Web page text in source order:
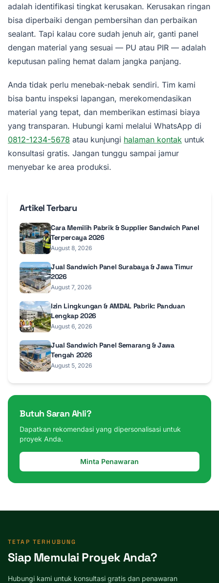
adalah identifikasi tingkat kerusakan. Kerusakan ringan
bisa diperbaiki dengan pembersihan dan perbaikan
sealant. Tapi kalau core sudah jenuh air, ganti panel
dengan material yang sesuai — PU atau PIR — adalah
keputusan paling hemat dalam jangka panjang.
Anda tidak perlu menebak-nebak sendiri. Tim kami
bisa bantu inspeksi lapangan, merekomendasikan
material yang tepat, dan memberikan estimasi biaya
yang transparan. Hubungi kami melalui WhatsApp di
0812-1234-5678 atau kunjungi halaman kontak untuk
konsultasi gratis. Jangan tunggu sampai jamur
menyebar ke area produksi.
Artikel Terbaru
Cara Memilih Pabrik & Supplier Sandwich Panel
Terpercaya 2026
August 8, 2026
Jual Sandwich Panel Surabaya & Jawa Timur
2026
August 7, 2026
Izin Lingkungan & AMDAL Pabrik: Panduan
Lengkap 2026
August 6, 2026
Jual Sandwich Panel Semarang & Jawa
Tengah 2026
August 5, 2026
Butuh Saran Ahli?
Dapatkan rekomendasi yang dipersonalisasi untuk
proyek Anda.
Minta Penawaran
TETAP TERHUBUNG
Siap Memulai Proyek Anda?
Hubungi kami untuk konsultasi gratis dan penawaran